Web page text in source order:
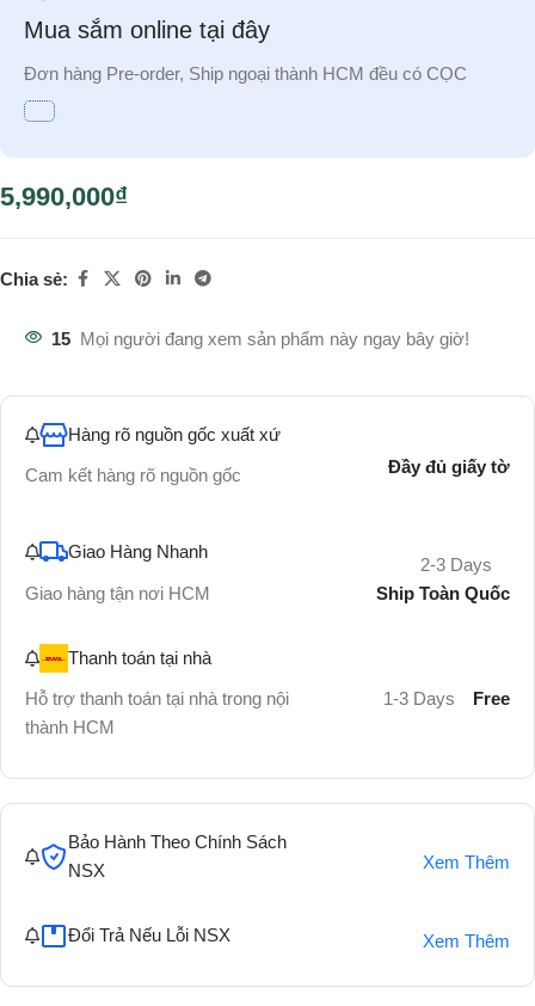
Mua sắm online tại đây
Đơn hàng Pre-order, Ship ngoại thành HCM đều có CỌC
5,990,000₫
Chia sẻ:
15 Mọi người đang xem sản phẩm này ngay bây giờ!
Hàng rõ nguồn gốc xuất xứ
Cam kết hàng rõ nguồn gốc
Đầy đủ giấy tờ
Giao Hàng Nhanh
Giao hàng tận nơi HCM
2-3 Days
Ship Toàn Quốc
Thanh toán tại nhà
Hỗ trợ thanh toán tại nhà trong nội
thành HCM
1-3 Days Free
Bảo Hành Theo Chính Sách
NSX
Xem Thêm
Đổi Trả Nếu Lỗi NSX Xem Thêm